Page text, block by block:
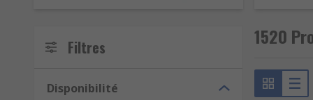
Les poignées offrent un meilleur confort et une
peuvent avoir un revêtement moleté pour être
sélectionner la meilleure poignée en fonction de
Filtres
Disponibilité
1520